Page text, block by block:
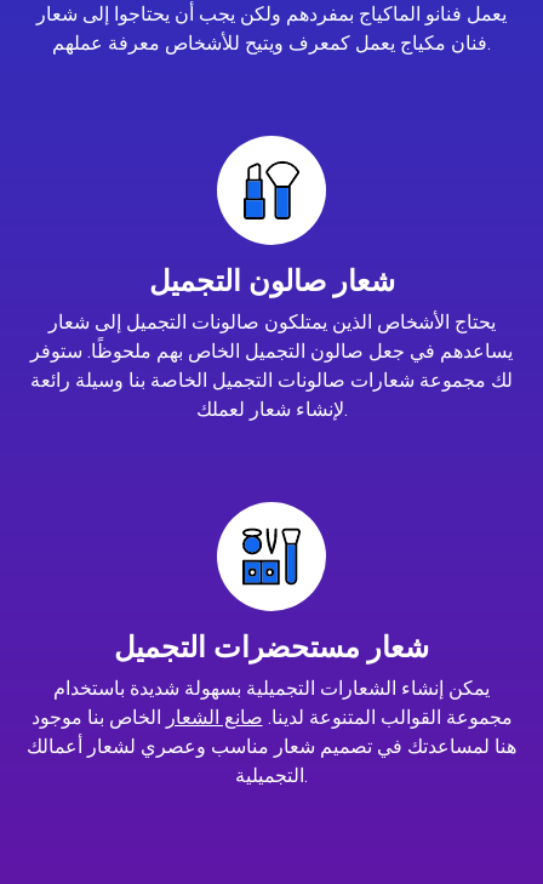
يعمل فنانو الماكياج بمفردهم ولكن يجب أن يحتاجوا إلى شعار
فنان مكياج يعمل كمعرف ويتيح للأشخاص معرفة عملهم.
شعار صالون التجميل
يحتاج الأشخاص الذين يمتلكون صالونات التجميل إلى شعار
يساعدهم في جعل صالون التجميل الخاص بهم ملحوظًا. ستوفر
لك مجموعة شعارات صالونات التجميل الخاصة بنا وسيلة رائعة
لإنشاء شعار لعملك.
شعار مستحضرات التجميل
يمكن إنشاء الشعارات التجميلية بسهولة شديدة باستخدام
مجموعة القوالب المتنوعة لدينا. صانع الشعار الخاص بنا موجود
هنا لمساعدتك في تصميم شعار مناسب وعصري لشعار أعمالك
التجميلية.